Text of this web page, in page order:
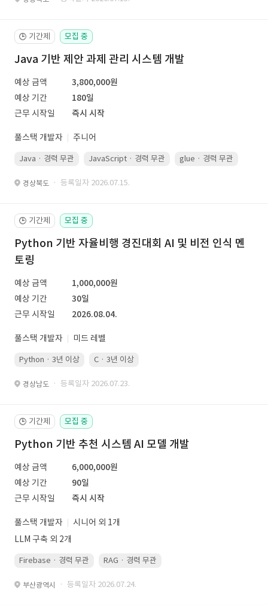
🕒 기간제 모집 중
Java 기반 제안 과제 관리 시스템 개발
예상 금액
3,800,000원
예상 기간
180일
근무 시작일
즉시 시작
풀스택 개발자 주니어
Java · 경력 무관 JavaScript · 경력 무관 glue · 경력 무관
경상북도 · 등록일자 2026.07.15.
🕒 기간제 모집 중
Python 기반 자율비행 경진대회 AI 및 비전 인식 멘
토링
예상 금액
1,000,000원
예상 기간
30일
근무 시작일
2026.08.04.
풀스택 개발자 미드 레벨
Python · 3년 이상 C · 3년 이상
경상남도 · 등록일자 2026.07.23.
🕒 기간제 모집 중
Python 기반 추천 시스템 AI 모델 개발
예상 금액
6,000,000원
예상 기간
90일
근무 시작일
즉시 시작
풀스택 개발자
시니어 외 1개
LLM 구축 외 2개
Firebase · 경력 무관 RAG · 경력 무관
부산광역시 · 등록일자 2026.07.24.